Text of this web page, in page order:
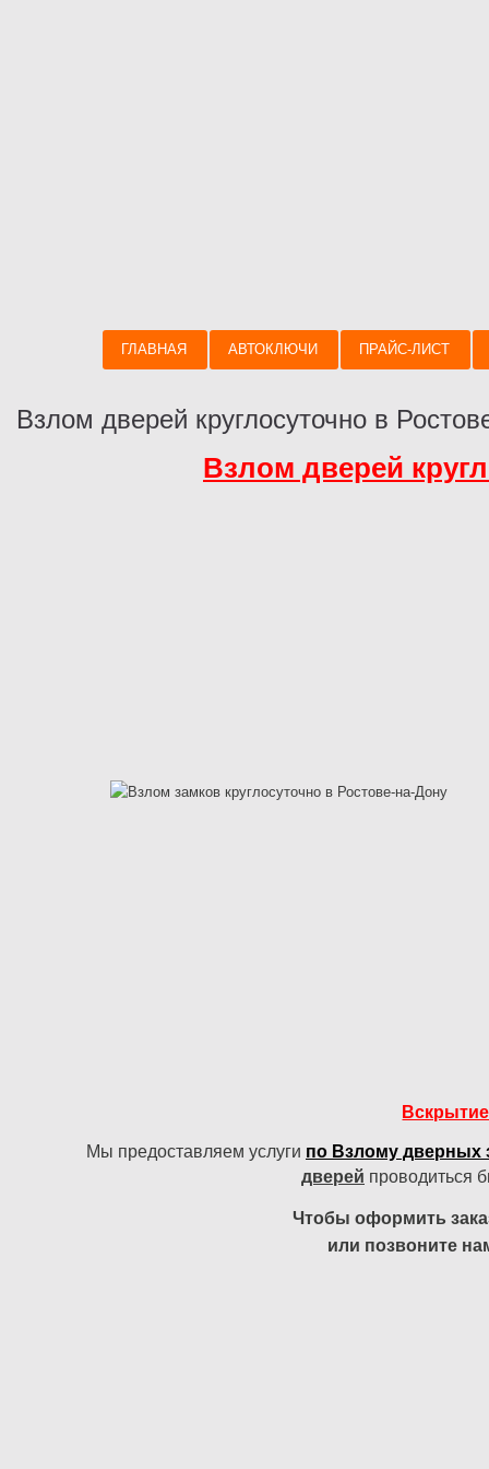
ГЛАВНАЯ АВТОКЛЮЧИ ПРАЙС-ЛИСТ
Взлом дверей круглосуточно в
Взлом дверей
Мы предоставляем услуги по Взлому дверных
дверей проводиться
Чтобы оформить
или позвоните